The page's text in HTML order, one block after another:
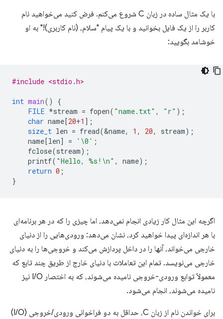
با یک مثال ساده در زبان C شروع می‌کنم. فرض کنید می‌خواهید نام
کاربر را از یک فایل بخوانید و با یک پیام "سلام، (نام کاربری)!" به او
خوشامد بگویید:
#include <stdio.h>
int main()
{
FILE *stream = fopen( "name.txt" , "r" );
char name[20+1 ];
size_t len = fread(&name, 1 , 20, stream);
name[len] = '\0' ;
fclose(stream);
printf( "Hello, %s! \n" , name);
return 0 ;
}
اگرچه این مثال کار زیادی انجام نمی‌دهد، اما چیزی را که در هر برنامه‌ای
با هر اندازه‌ای پیدا خواهید کرد، نشان می‌دهد: ورودی‌هایی را از دنیای
خارجی می‌خواند، آنها را در داخل پردازش می‌کند و خروجی‌ها را به دنیای
خارجی می‌نویسد. تمام این تعاملات با دنیای خارج از طریق چند تابع که
معمولاً توابع ورودی-خروجی نامیده می‌شوند، که به اختصار I/O نیز
نامیده می‌شوند، انجام می‌شود.
برای خواندن نام از زبان C، حداقل به دو فراخوانی ورودی/خروجی (I/O)